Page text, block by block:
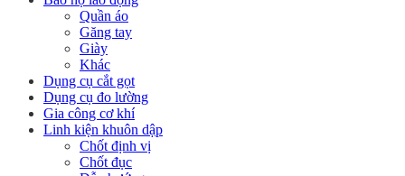
Quần áo
Găng tay
Giày
Khác
Dụng cụ cắt gọt
Dụng cụ đo lường
Gia công cơ khí
Linh kiện khuôn dập
Chốt định vị
Chốt đục